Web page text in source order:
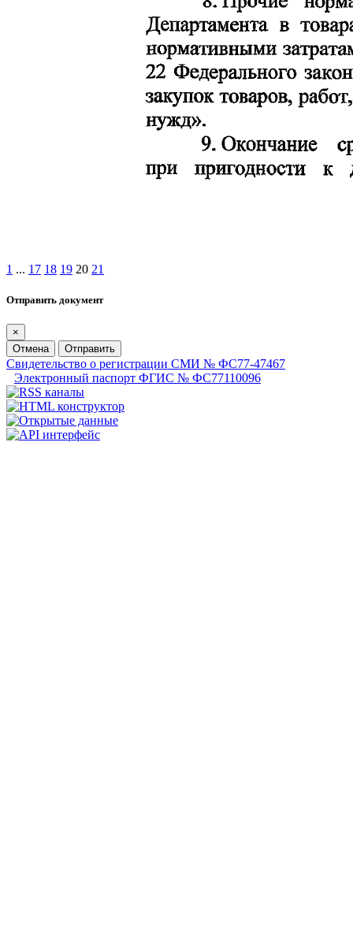
1 ... 17 18 19 20 21
Отправить документ
×
Отмена
Отправить
Свидетельство о регистрации СМИ № ФС77-47467
Электронный паспорт ФГИС № ФС77110096